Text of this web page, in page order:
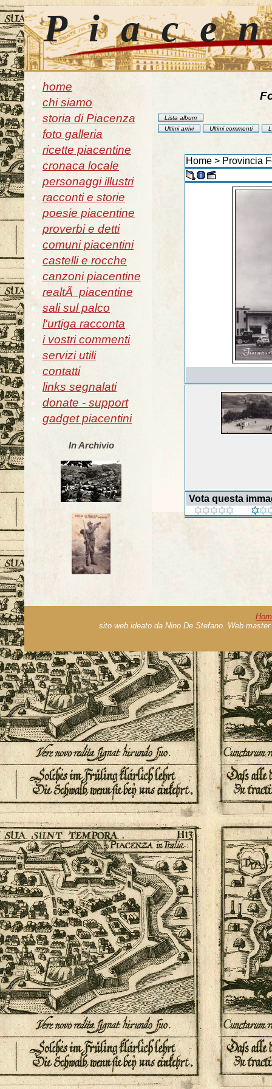
home
chi siamo
storia di Piacenza
foto galleria
ricette piacentine
cronaca locale
personaggi illustri
racconti e storie
poesie piacentine
proverbi e detti
comuni piacentini
castelli e rocche
canzoni piacentine
realtÃ piacentine
sali sul palco
l'urtiga racconta
i vostri commenti
servizi utili
contatti
links segnalati
donate - support
gadget piacentini
In Archivio
Lista album
Ultimi arrivi
Ultimi commenti
Home> Provincia
Vota questa
sito web ideato da Nino De Stefano. Web